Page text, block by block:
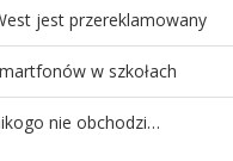
jest przereklamowany
w szkołach
nie obchodzi…